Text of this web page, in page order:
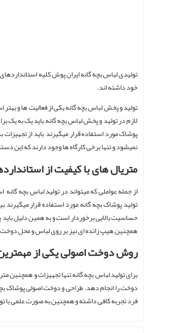
تولیدی لباس بچه گانه ایران پوش کلیه
خود داشته اند.
تولید و پخش لباس بچه گانه یکی از فعالیت ها و
لازم در تولید و پخش لباس بچه گانه باید یک به یک
پوشاک مورد استفاده قرار میگیرند باید از
نمیشود و تنها برخی کارگاه ها وجود دارند که این
متریال های با کیفیت از
از جمله عواملی که میتواند در تولید لباس بچه
تولید پوشاک بچه گانه مورد استفاده قرار
حساسیت بالایی برخوردار است و به همین دلیل
همچنین هیپ زائده ای نیز بر روی لباس و محل
روش دوخت اصولی یکی از
برای تولید لباس بچه گانه تنها تجهیزات و همچنین
دوخت را انجام دهد. طراحی و دوخت اصولی پوشاک
فرد تجربه کافی داشته و همچنین به صورت علمی با